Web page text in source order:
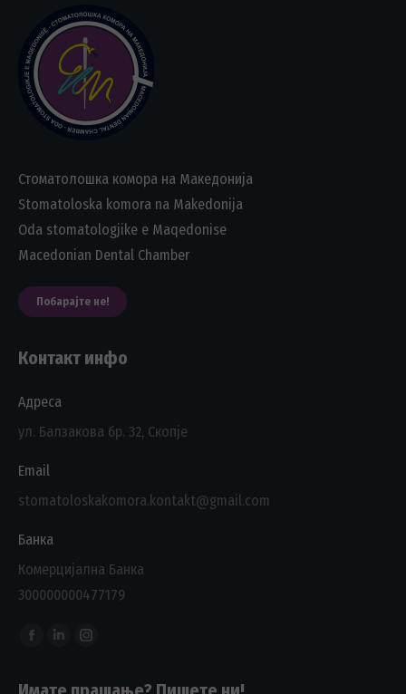
Стоматолошка комора на Македонија
Stomatoloska komora na Makedonija
Oda stomatologjike e Maqedonise
Macedonian Dental Chamber
Побарајте не!
Контакт инфо
Адреса
ул. Балзакова бр. 32, Скопје
Email
stomatoloskakomora.kontakt@gmail.com
Банка
Комерцијална Банка
300000000477179
Find us on:
Facebook
LinkedinInstagram